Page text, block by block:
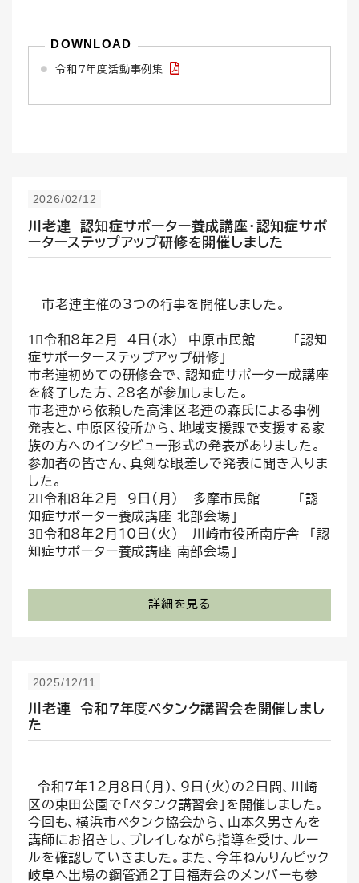
令和7年度活動事例集
2026/02/12
川老連 認知症サポーター養成講座・認知症サポ
ーターステップアップ研修を開催しました
市老連主催の3つの行事を開催しました。
1⃣令和8年2月 4日（水) 中原市民館 「認知
症サポーターステップアップ研修」
市老連初めての研修会で、認知症サポーター成講座
を終了した方、28名が参加しました。
市老連から依頼した高津区老連の森氏による事例
発表と、中原区役所から、地域支援課で支援する家
族の方へのインタビュー形式の発表がありました。
参加者の皆さん、真剣な眼差しで発表に聞き入りま
した。
2⃣令和8年2月 9日(月) 多摩市民館 「認
知症サポーター養成講座 北部会場」
3⃣令和8年2月10日(火） 川崎市役所南庁舎 「認
知症サポーター養成講座 南部会場」
詳細を見る
2025/12/11
川老連 令和７年度ペタンク講習会を開催しまし
た
令和７年１２月８日（月）、９日（火）の２日間、川崎
区の東田公園で「ペタンク講習会」を開催しました。
今回も、横浜市ペタンク協会から、山本久男さんを
講師にお招きし、プレイしながら指導を受け、ルー
ルを確認していきました。また、今年ねんりんピック
岐阜へ出場の鋼管通２丁目福寿会のメンバーも参